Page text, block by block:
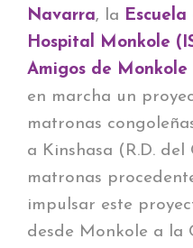
Navarra, la
Hospital Monkole
Amigos de Monkole
en marcha un
matronas
a Kinshasa (R.D.
matronas
impulsar este
desde Monkole a la